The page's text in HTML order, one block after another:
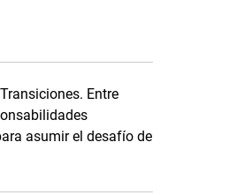
Entre
asumir el desafío de